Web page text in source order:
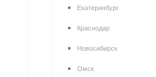
Екатеринбург
Краснодар
Новосибирск
Омск